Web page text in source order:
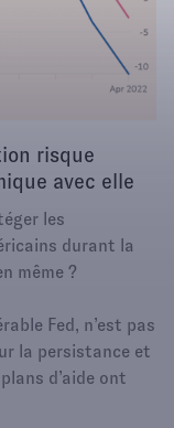
risque
avec elle
les
durant la
même ?
Fed, n’est pas
la persistance et
d’aide ont